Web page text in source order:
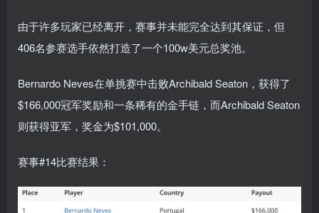
由于许多玩家已经离开，赛事并未能完全达到其保证，但
406名参赛选手依然打造了一个100w美元总奖池。
Bernardo Neves在单挑赛中击败Archibald Seaton，获得了
$166,000冠军奖励和一条稀有的金手链，而Archibald Seaton
则获得亚军，奖金为$101,000。
赛事#14比赛结果：